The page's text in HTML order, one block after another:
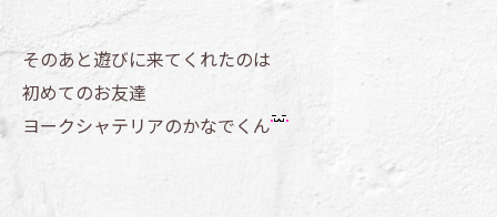
そのあと遊びに来てくれたのは
初めてのお友達
ヨークシャテリアのかなでくん